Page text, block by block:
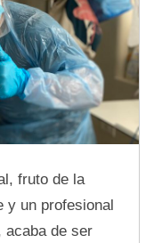
fruto de la
y un profesional
acaba de ser